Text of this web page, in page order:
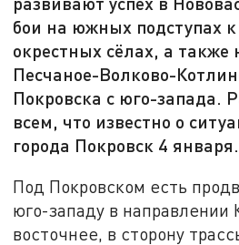
бои на южных подступах к
окрестных сёлах, а также
Песчаное-Волково-
Покровска с юго-запада.
всем, что известно о
города Покровск 4 января.
Под Покровском есть
юго-западу в направлении
восточнее, в сторону